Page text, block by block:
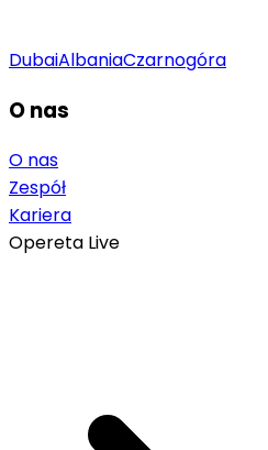
DubaiAlbaniaCzarnogóra
O nas
O nas
Zespół
Kariera
Opereta Live